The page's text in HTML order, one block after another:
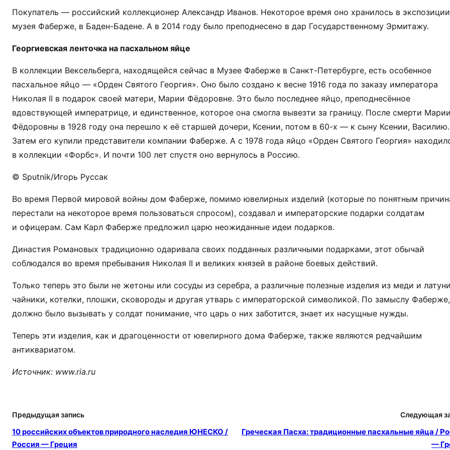
Покупатель — российский коллекционер Александр Иванов. Некоторое время оно хранилось в экспозиции
музея Фаберже, в Баден-Бадене. А в 2014 году было преподнесено в дар Государственному Эрмитажу.
Георгиевская ленточка на пасхальном яйце
В коллекции Вексельберга, находящейся сейчас в Музее Фаберже в Санкт-Петербурге, есть особенное
пасхальное яйцо — «Орден Святого Георгия». Оно было создано к весне 1916 года по заказу императора
Николая II в подарок своей матери, Марии Фёдоровне. Это было последнее яйцо, преподнесённое
вдовствующей императрице, и единственное, которое она смогла вывезти за границу. После смерти Марии
Фёдоровны в 1928 году она перешло к её старшей дочери, Ксении, потом в 60-х — к сыну Ксении, Василию.
Затем его купили представители компании Фаберже. А с 1978 года яйцо «Орден Святого Георгия»
в коллекции «Форбс». И почти 100 лет спустя оно вернулось в Россию.
© Sputnik/Игорь Руссак
Во время Первой мировой войны дом Фаберже, помимо ювелирных изделий (которые по понятным
перестали на некоторое время пользоваться спросом), создавал и императорские подарки солдатам
и офицерам. Сам Карл Фаберже предложил царю неожиданные идеи подарков.
Династия Романовых традиционно одаривала своих подданных различными подарками, этот обычай
соблюдался во время пребывания Николая II и великих князей в районе боевых действий.
Только теперь это были не жетоны или сосуды из серебра, а различные полезные изделия из меди и
чайники, котелки, плошки, сковороды и другая утварь с императорской символикой. По замыслу
должно было вызывать у солдат понимание, что царь о них заботится, знает их насущные нужды.
Теперь эти изделия, как и драгоценности от ювелирного дома Фаберже, также являются редчайшим
антиквариатом.
Источник: www.ria.ru
Предыдущая запись
10 российских объектов природного наследия ЮНЕСКО /
Россия — Греция
Следующая
Греческая Пасха: традиционные пасхальные яйца /
—